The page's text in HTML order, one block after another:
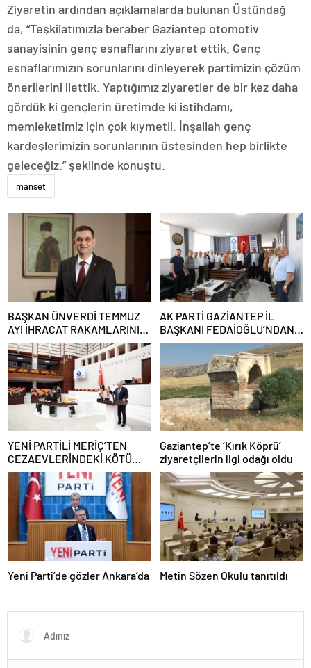
Ziyaretin ardından açıklamalarda bulunan Üstündağ
da, “Teşkilatımızla beraber Gaziantep otomotiv
sanayisinin genç esnaflarını ziyaret ettik. Genç
esnaflarımızın sorunlarını dinleyerek partimizin çözüm
önerilerini ilettik. Yaptığımız ziyaretler de bir kez daha
gördük ki gençlerin üretimde ki istihdamı,
memleketimiz için çok kıymetli. İnşallah genç
kardeşlerimizin sorunlarının üstesinden hep birlikte
geleceğiz.” şeklinde konuştu.
manset
BAŞKAN ÜNVERDİ TEMMUZ
AYI İHRACAT RAKAMLARINI
DEĞERLENDİRDİ
AK PARTİ GAZİANTEP İL
BAŞKANI FEDAİOĞLU’NDAN
SİVİL TOPLUM
KURULUŞLARINA ZİYARET
YENİ PARTİLİ MERİÇ’TEN
CEZAEVLERİNDEKİ KÖTÜ
KOŞULLAR İÇİN SORU
ÖNERGESİ
Gaziantep’te ‘Kırık Köprü’
ziyaretçilerin ilgi odağı oldu
Yeni Parti’de gözler Ankara’da Metin Sözen Okulu tanıtıldı